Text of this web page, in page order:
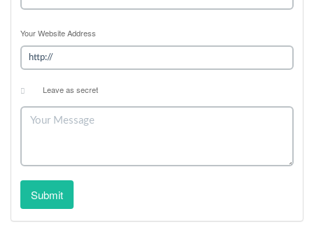
Your Website Address
Leave as secret
Submit